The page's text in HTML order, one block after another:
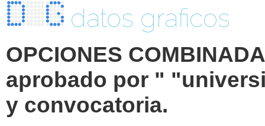
datos graficos
OPCIONES
aprobado por "
y convocatoria.